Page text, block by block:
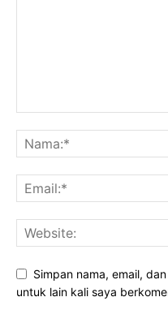
Simpan nama, email,
untuk lain kali saya